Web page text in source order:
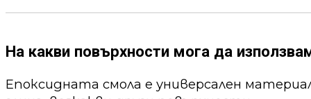
На какви повърхности мога да
Епоксидната смола е универсален